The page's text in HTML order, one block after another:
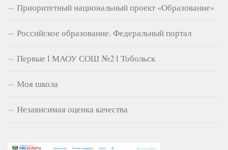
Приоритетный национальный проект «Образование»
Российское образование. Федеральный портал
Первые l МАОУ СОШ №2 l Тобольск
Моя школа
Независимая оценка качества